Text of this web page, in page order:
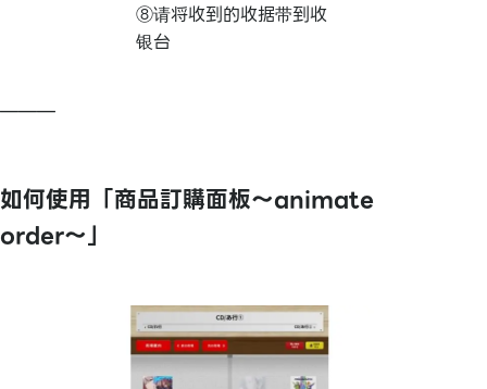
⑧请将收到的收据带到收
银台
———
如何使用「商品訂購面板～animate
order～」